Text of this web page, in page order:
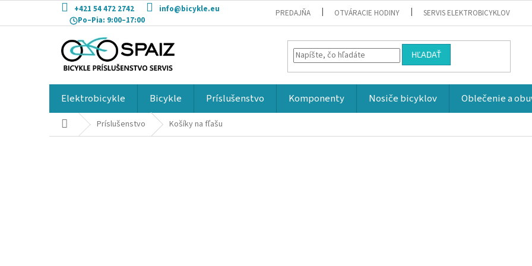
obsah
+421 54 472 2742
info@bicykle.eu
Po–Pia: 9:00–17:00
PREDAJŇA OTVÁRACIE HODINY SERVIS ELEKTROBICYKLOV
HĽADAŤ
Elektrobicykle Bicykle Príslušenstvo Komponenty Nosiče bicyklov Oblečenie a
DomovPríslušenstvo Košíky na fľašu